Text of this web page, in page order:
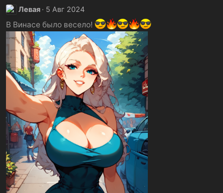
к
ц
и
и
:
Левая 5 Авг 2024
В Винасе было весело!